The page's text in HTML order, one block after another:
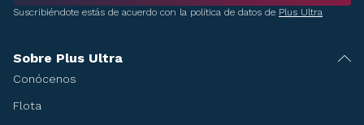
Sobre Plus Ultra
Conócenos
Flota
Suscribiéndote estás de acuerdo con la política de datos de Plus Ultra